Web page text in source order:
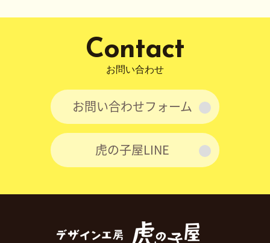
Contact
お問い合わせ
お問い合わせフォーム
虎の子屋LINE